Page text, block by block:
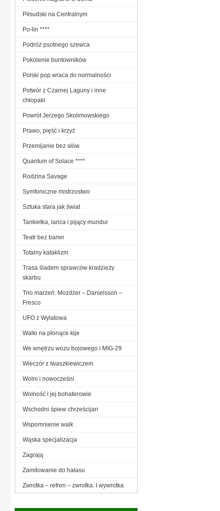
Piłsudski na Centralnym
Po-lin ****
Podróż psotnego szewca
Pokolenie buntowników
Polski pop wraca do normalności
Potwór z Czarnej Laguny i inne
chłopaki
Powrót Jerzego Skolimowskiego
Prawo, pięść i krzyż
Przemijanie bez słów
Quantum of Solace ****
Rodzina Savage
Symfoniczne mistrzostwo
Sztuka stara jak świat
Tankietka, lanca i pijący mundur
Teatr bez barier
Totalny kataklizm
Trasa śladem sprawców kradzieży
skarbu
Trio marzeń: Możdżer – Danielsson –
Fresco
UFO z Wylatowa
Walki na płonące kije
We wnętrzu wozu bojowego i MIG-29
Wieczór z Iwaszkiewiczem
Wolni i nowocześni
Wolność i jej bohaterowie
Wschodni śpiew chrześcijan
Wspomnienie walk
Wąska specjalizacja
Zagrają
Zamiłowanie do hałasu
Zwrotka – refren – zwrotka. I wywrotka